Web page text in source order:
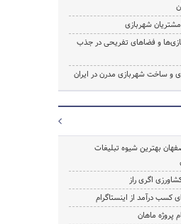
شهربازی
و فضاهای تفریحی در جذب
و ساخت شهربازی مدرن در ایران
بهترین شیوه تبلیغات
اگری راز
کسب درآمد از اینستاگرام
ماهان